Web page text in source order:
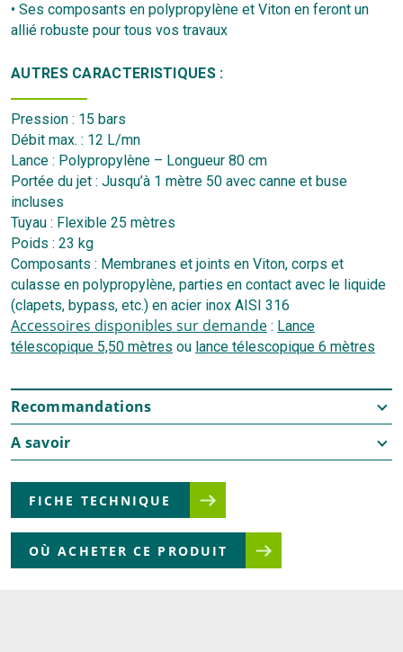
• Ses composants en polypropylène et Viton en feront un
allié robuste pour tous vos travaux
AUTRES CARACTERISTIQUES :
Pression : 15 bars
Débit max. : 12 L/mn
Lance : Polypropylène – Longueur 80 cm
Portée du jet : Jusqu’à 1 mètre 50 avec canne et buse
incluses
Tuyau : Flexible 25 mètres
Poids : 23 kg
Composants : Membranes et joints en Viton, corps et
culasse en polypropylène, parties en contact avec le liquide
(clapets, bypass, etc.) en acier inox AISI 316
Accessoires disponibles sur demande : Lance
télescopique 5,50 mètres ou lance télescopique 6 mètres
Recommandations
A savoir
FICHE TECHNIQUE
OÙ ACHETER CE PRODUIT